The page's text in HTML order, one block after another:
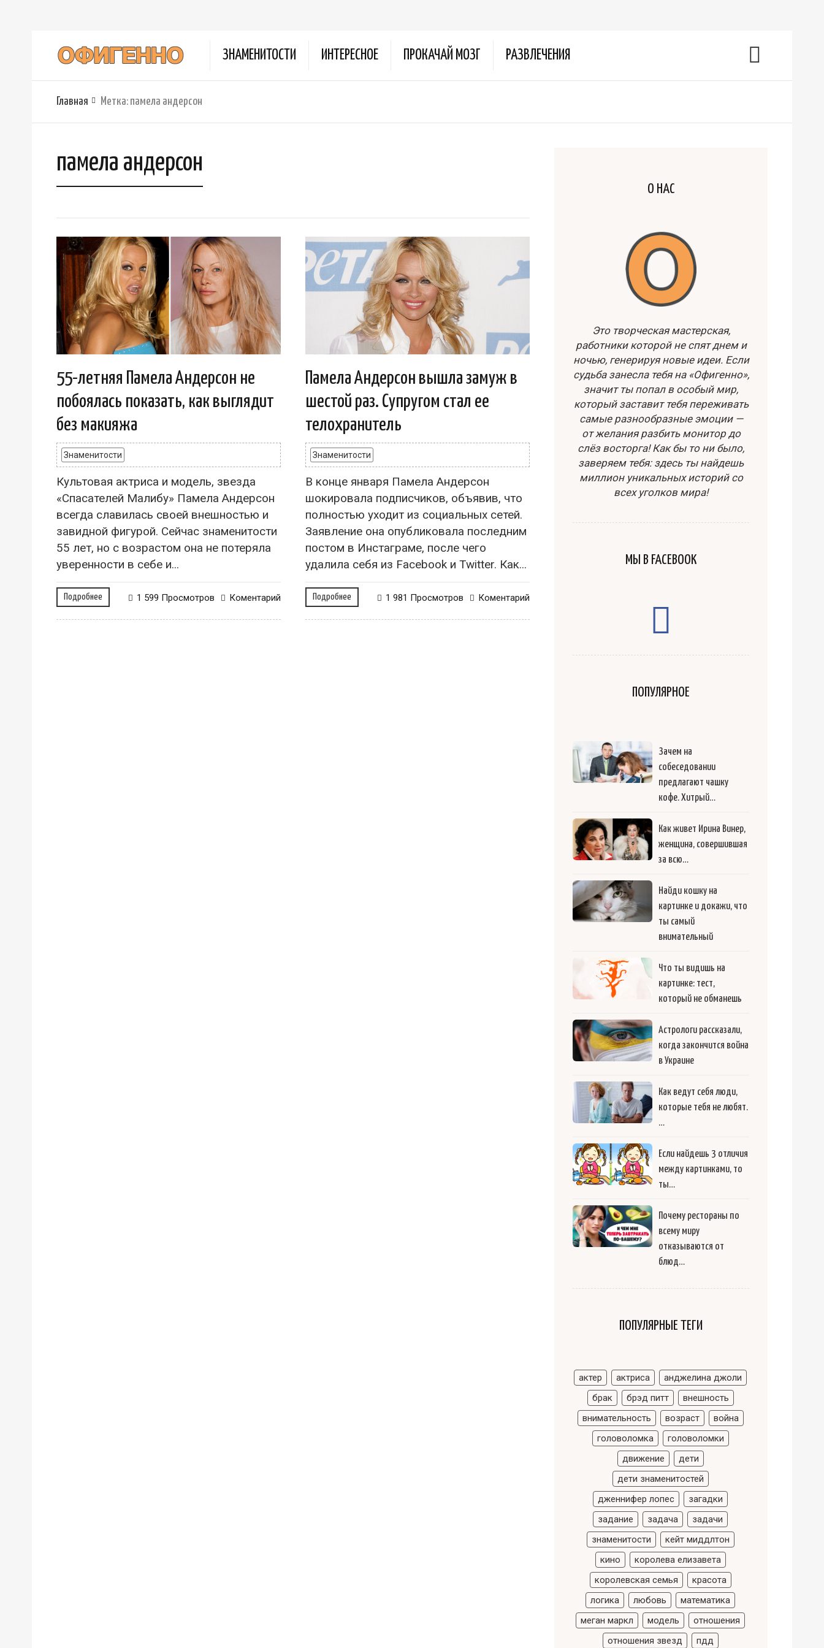
ЗНАМЕНИТОСТИ ИНТЕРЕСНОЕ ПРОКАЧАЙ МОЗГ РАЗВЛЕЧЕНИЯ
Главная Метка: памела андерсон
памела андерсон
55-летняя Памела Андерсон не
побоялась показать, как выглядит
без макияжа
Знаменитости
Культовая актриса и модель, звезда
«Спасателей Малибу» Памела Андерсон
всегда славилась своей внешностью и
завидной фигурой. Сейчас знаменитости
55 лет, но с возрастом она не потеряла
уверенности в себе и...
Подробнее Коментарий
1 599 Просмотров
Памела Андерсон вышла замуж в
шестой раз. Супругом стал ее
телохранитель
Знаменитости
В конце января Памела Андерсон
шокировала подписчиков, объявив, что
полностью уходит из социальных сетей.
Заявление она опубликовала последним
постом в Инстаграме, после чего
удалила себя из Facebook и Twitter. Как...
Подробнее Коментарий
1 981 Просмотров
О НАС
Это творческая мастерская,
работники которой не спят днем и
ночью, генерируя новые идеи. Если
судьба занесла тебя на «Офигенно»,
значит ты попал в особый мир,
который заставит тебя переживать
самые разнообразные эмоции —
от желания разбить монитор до
слёз восторга! Как бы то ни было,
заверяем тебя: здесь ты найдешь
миллион уникальных историй со
всех уголков мира!
МЫ В FACEBOOK
ПОПУЛЯРНОЕ
Зачем на
собеседовании
предлагают чашку
кофе. Хитрый…
Как живет Ирина Винер,
женщина, совершившая
за всю…
Найди кошку на
картинке и докажи, что
ты самый
внимательный
Что ты видишь на
картинке: тест,
который не обманешь
Астрологи рассказали,
когда закончится война
в Украине
Как ведут себя люди,
которые тебя не любят.
…
Если найдешь 3 отличия
между картинками, то
ты…
Почему рестораны по
всему миру
отказываются от
блюд…
ПОПУЛЯРНЫЕ ТЕГИ
актер актриса
анджелина джоли
брак
брэд питт
внешность
внимательность
возраст
война
головоломка
головоломки
движение
дети
дети знаменитостей
дженнифер лопес
загадки
задание
задача
задачи
знаменитости
кейт миддлтон
кино
королева елизавета
королевская семья
красота
логика
любовь
математика
меган маркл
модель
отношения
отношения звезд
пдд